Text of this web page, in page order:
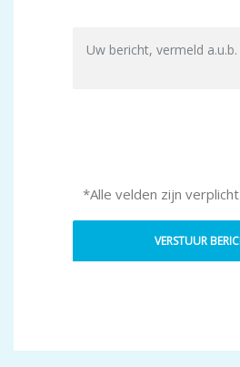
*Alle velden zijn verplicht